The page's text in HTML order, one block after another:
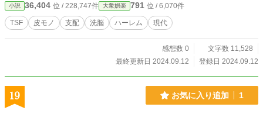
小説 36,404 位 / 228,747件 大衆娯楽 791 位 / 6,070件
TSF 皮モノ 支配 洗脳 ハーレム 現代
感想数 0
文字数 11,528
最終更新日 2024.09.12
登録日 2024.09.12
19 お気に入り追加 1